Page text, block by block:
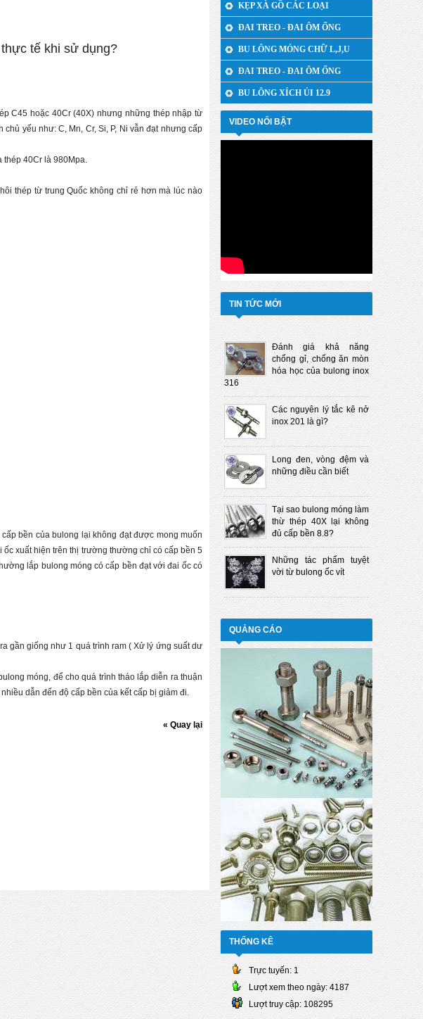
tế khi sử dụng?
C45 hoặc 40Cr (40X) nhưng những thép nhập từ
yếu như: C, Mn, Cr, Si, P, Ni vẫn đạt nhưng cấp
thép 40Cr là 980Mpa.
thép từ trung Quốc không chỉ rẻ hơn mà lúc nào
bền của bulong lại không đạt được mong muốn
xuất hiện trên thị trường thường chỉ có cấp bền 5
lắp bulong móng có cấp bền đạt với đai ốc có
gần giống như 1 quá trình ram ( Xử lý ứng suất dư
móng, để cho quá trình tháo lắp diễn ra thuận
dẫn đến độ cấp bền của kết cấp bị giảm đi.
« Quay lại
KẸP XÀ GỒ CÁC LOẠI
ĐAI TREO - ĐAI ÔM ỐNG
BU LÔNG MÓNG CHỮ L,J,U
ĐAI TREO - ĐAI ÔM ỐNG
BU LÔNG XÍCH ỦI 12.9
VIDEO NỔI BẬT
TIN TỨC MỚI
Đánh giá khả năng
chống gỉ, chống ăn mòn
hóa học của bulong inox
316
Các nguyên lý tắc kê nở
inox 201 là gì?
Long đen, vòng đệm và
những điều cần biết
Tại sao bulong móng làm
thừ thép 40X lại không
đủ cấp bền 8.8?
Những tác phẩm tuyệt
vời từ bulong ốc vít
QUẢNG CÁO
THỐNG KÊ
Trực tuyến: 1
Lượt xem theo ngày: 4187
Lượt truy cập: 108295